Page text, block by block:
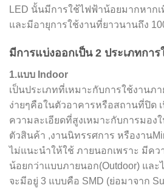
LED นั้นมีการใช้ไฟฟ้าน้อยมากหาก
และมีอายุการใช้งานที่ยาวนานถึง
มีการแบ่งออกเป็น 2 ประเภทกา
1.แบบ Indoor
เป็นประเภทที่เหมาะกับการใช้งานภ
ง่ายๆคือในตัวอาคารหรือสถานที่ปิด
ความละเอียดที่สูงเหมาะกับการมอง
ตัวสินค้า ,งานนิทรรศการ หรืองาน
ไม่แนะนำให้ใช้ ภายนอกเพราะ มีค
น้อยกว่าแบบภายนอก(Outdoor) แล
จะมีอยู่ 3 แบบคือ SMD (ย่อมาจาก